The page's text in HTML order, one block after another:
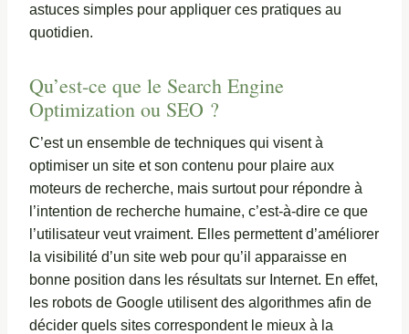
astuces simples pour appliquer ces pratiques au
quotidien.
Qu’est-ce que le Search Engine
Optimization ou SEO ?
C’est un ensemble de techniques qui visent à
optimiser un site et son contenu pour plaire aux
moteurs de recherche, mais surtout pour répondre à
l’intention de recherche humaine, c’est-à-dire ce que
l’utilisateur veut vraiment. Elles permettent d’améliorer
la visibilité d’un site web pour qu’il apparaisse en
bonne position dans les résultats sur Internet. En effet,
les robots de Google utilisent des algorithmes afin de
décider quels sites correspondent le mieux à la